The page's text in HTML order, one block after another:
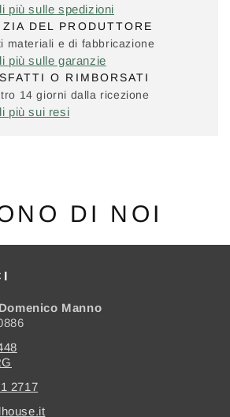
più sulle spedizioni
DEL PRODUTTORE
materiali e di fabbricazione
più sulle garanzie
O RIMBORSATI
14 giorni dalla ricezione
più sui resi
DI NOI
Manno
2717